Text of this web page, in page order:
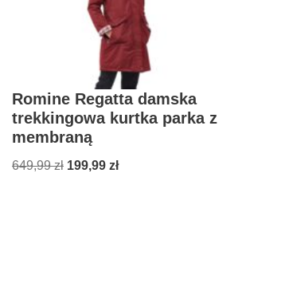
Romine Regatta damska
trekkingowa kurtka parka z
membraną
649,99zł 199,99 zł